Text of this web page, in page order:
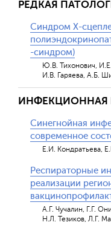
РЕДКАЯ
Синдром Х-
-синдром)
Ю.В. Тихонович,
И.В. Гаряева, А.Б.
ИНФЕКЦИОННАЯ
Синегнойная
современное
Е.И. Кондратьева,
Респираторные
реализации
А.Г. Чучалин, Г.Г.
Н.Л. Тезиков, Л.Г.